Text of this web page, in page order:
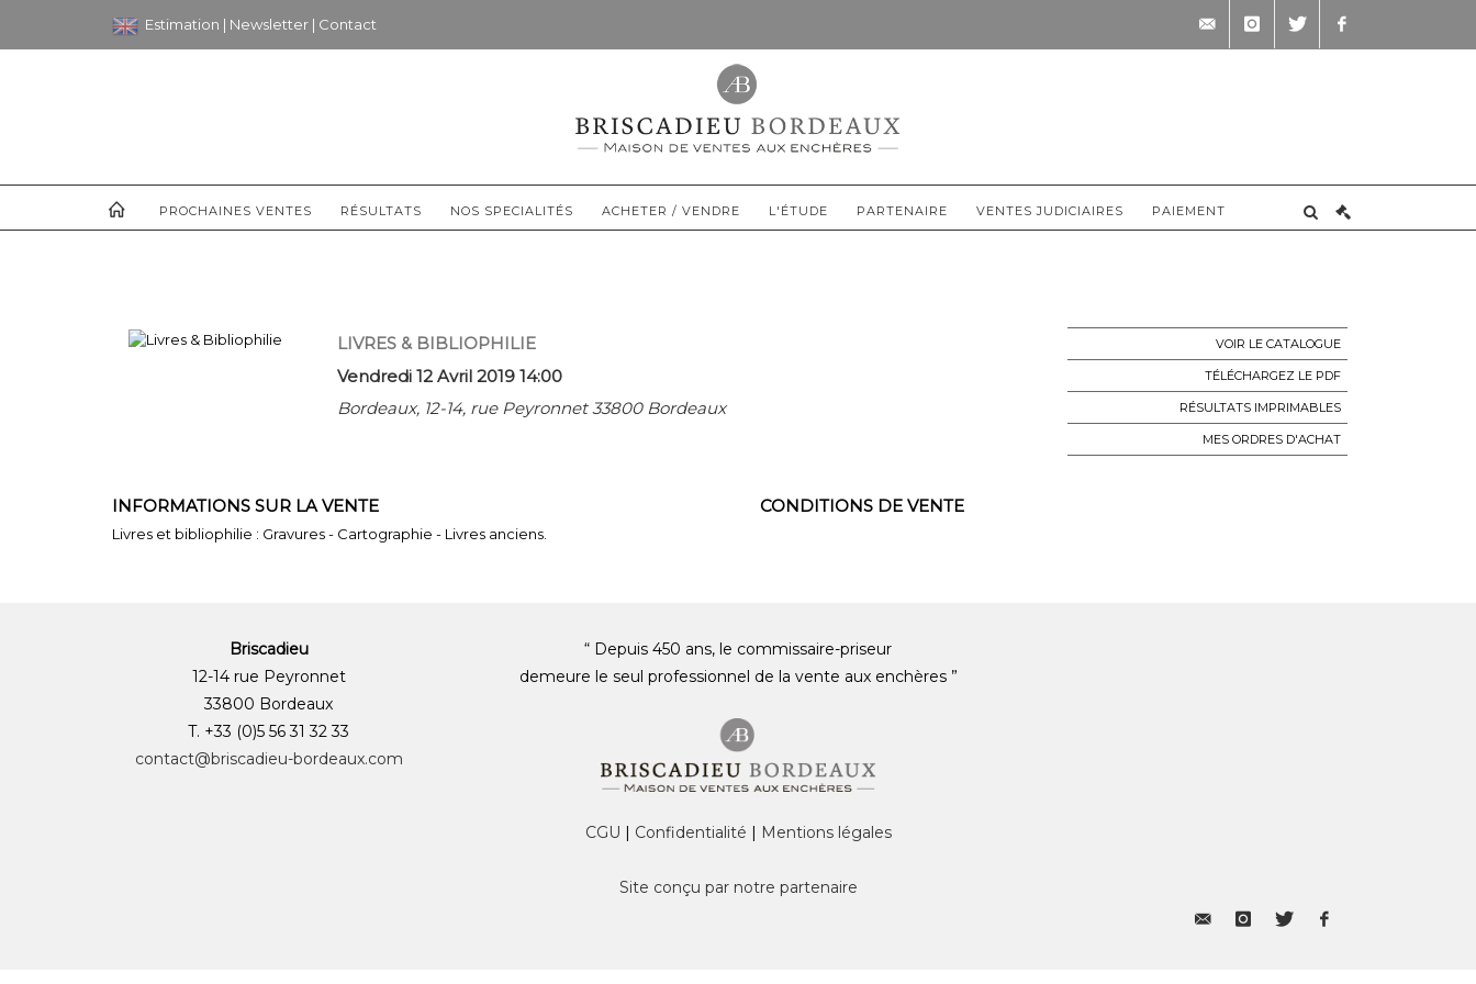
Estimation | Newsletter | Contact
PROCHAINES VENTES RÉSULTATS NOS SPECIALITÉS ACHETER / VENDRE L'ÉTUDE PARTENAIRE VENTES JUDICIAIRES PAIEMENT
LIVRES & BIBLIOPHILIE
Vendredi 12 Avril 2019 14:00
Bordeaux, 12-14, rue Peyronnet 33800 Bordeaux
VOIR LE CATALOGUE
TÉLÉCHARGEZ LE PDF
RÉSULTATS IMPRIMABLES
MES ORDRES D'ACHAT
INFORMATIONS SUR LA VENTE
Livres et bibliophilie : Gravures - Cartographie - Livres anciens.
CONDITIONS DE VENTE
Briscadieu
12-14 rue Peyronnet
33800 Bordeaux
T. +33 (0)5 56 31 32 33
contact@briscadieu-bordeaux.com
“ Depuis 450 ans, le commissaire-priseur
demeure le seul professionnel de la vente aux enchères ”
CGU | Confidentialité | Mentions légales
Site conçu par notre partenaire